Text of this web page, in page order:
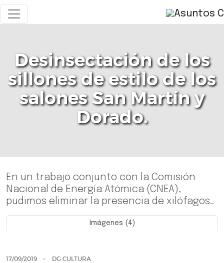
Desinsectación de los
sillones de estilo de los
salones San Martín y
Dorado.
En un trabajo conjunto con la Comisión
Nacional de Energía Atómica (CNEA),
pudimos eliminar la presencia de xilófagos..
Imágenes (4)
17/09/2019 DG CULTURA